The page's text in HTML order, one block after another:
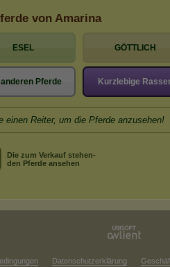
von Amarina
ESEL GÖTTLICH
anderen Pferde Kurzlebige
einen Reiter, um die Pferde anzusehen!
Die zum Verkauf stehen-
den Pferde ansehen
Datenschutzerklärung